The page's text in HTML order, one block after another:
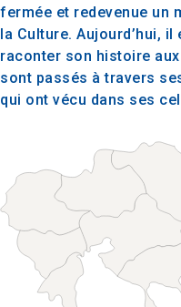
fermée et redevenue un
la Culture. Aujourd’hui,
raconter son histoire
sont passés à travers
qui ont vécu dans ses